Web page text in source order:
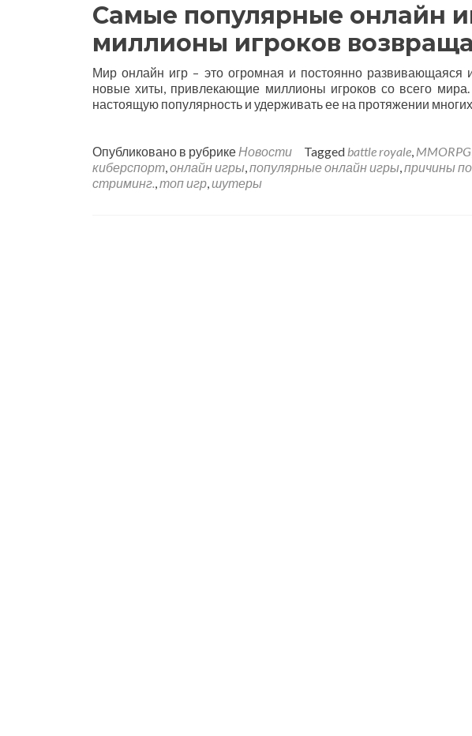
Самые популярные онлайн
миллионы игроков
Мир онлайн игр – это огромная и постоянно развивающаяся
новые хиты, привлекающие миллионы игроков со всего
настоящую популярность и удерживать ее на протяжении
Опубликовано в рубрикеНовости Tagged battle royale, MMORPG
киберспорт,онлайн игры,популярные онлайн игры,причины
стриминг.,топ игр,шутеры